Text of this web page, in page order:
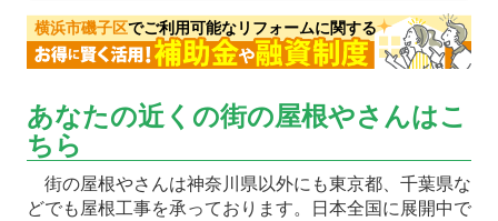
横浜市磯子区でご利用可能なリフォームに関する
あなたの近くの街の屋根やさんはこ
ちら
街の屋根やさんは神奈川県以外にも東京都、千葉県な
どでも屋根工事を承っております。日本全国に展開中で